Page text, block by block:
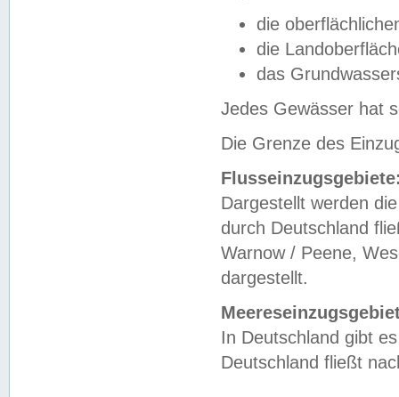
die
die
das
Jedes Gewässer hat
Die Grenze des
Dargestellt werden
durch Deutschland
Warnow / Peene,
dargestellt.
In Deutschland gibt
Deutschland fließt